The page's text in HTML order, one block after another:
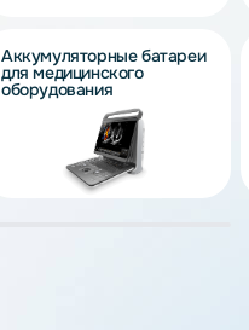
Аккумуляторные батареи
для медицинского
оборудования